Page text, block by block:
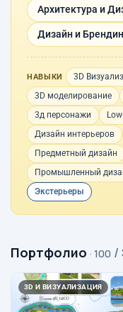
Архитектура и
Дизайн и
НАВЫКИ 3D
3D моделирование
3д персонажи
Дизайн интерьеров
Предметный дизайн
Промышленный
Экстерьеры
Портфолио · 100 /
3D И ВИЗУАЛИЗАЦИЯ